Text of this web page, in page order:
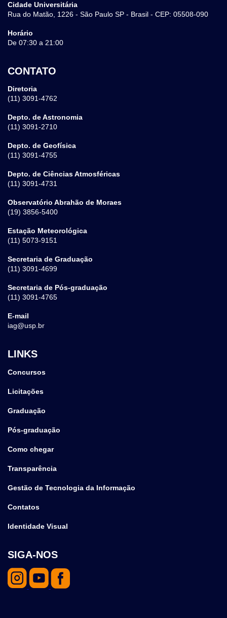
Cidade Universitária
Rua do Matão, 1226 - São Paulo SP - Brasil - CEP: 05508-090
Horário
De 07:30 a 21:00
CONTATO
Diretoria
(11) 3091-4762
Depto. de Astronomia
(11) 3091-2710
Depto. de Geofísica
(11) 3091-4755
Depto. de Ciências Atmosféricas
(11) 3091-4731
Observatório Abrahão de Moraes
(19) 3856-5400
Estação Meteorológica
(11) 5073-9151
Secretaria de Graduação
(11) 3091-4699
Secretaria de Pós-graduação
(11) 3091-4765
E-mail
iag@usp.br
LINKS
Concursos
Licitações
Graduação
Pós-graduação
Como chegar
Transparência
Gestão de Tecnologia da Informação
Contatos
Identidade Visual
SIGA-NOS